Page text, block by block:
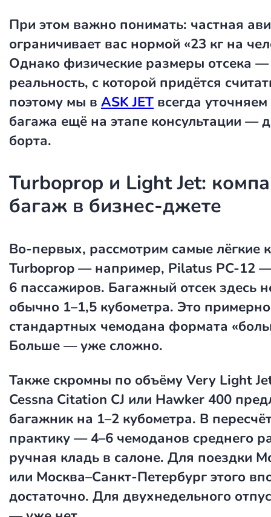
При этом важно понимать: частная
ограничивает вас нормой «23 кг на
Однако физические размеры отсека —
реальность, с которой придётся
поэтому мы в ASK JET всегда уточняем
багажа ещё на этапе консультации —
борта.
Turboprop и Light Jet:
багаж в бизнес-джете
Во-первых, рассмотрим самые лёгкие
Turboprop — например, Pilatus PC-12
6 пассажиров. Багажный отсек здесь
обычно 1–1,5 кубометра. Это
стандартных чемодана формата
Больше — уже сложно.
Также скромны по объёму Very Light
Cessna Citation CJ или Hawker 400
багажник на 1–2 кубометра. В
практику — 4–6 чемоданов среднего
ручная кладь в салоне. Для поездки
или Москва–Санкт-Петербург этого
достаточно. Для двухнедельного